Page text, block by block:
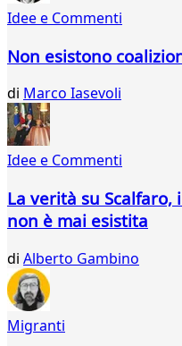
...
Idee e Commenti
Non esistono
di Marco Iasevoli
Idee e Commenti
La verità su
non è mai esistita
di Alberto Gambino
Migranti